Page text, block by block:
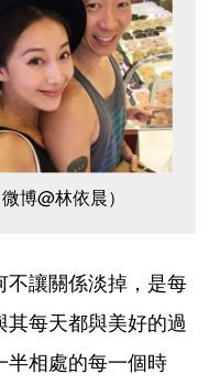
博@林依晨）
讓關係淡掉，是每
每天都與美好的過
半相處的每一個時